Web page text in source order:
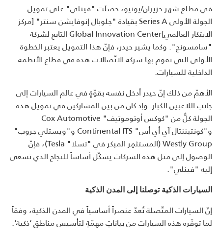
في مطلع شهر حزيران/يونيو، حصلَت "فينلي" على تمويل
الجولة الأولى Series A بقيادة "جلوبال إنوفايشن سنتر" [مركز
الابتكار العالمي]Global Innovation Center التابع لشركة
"سامسونج". وكما يشير حيدر، فإنّ هذا التمويل يعتبر الخطوة
الأولى التي تقوم بها شركة الاتّصالات هذه في قطاع الأنظمة
الداخلية للسيارات.
الأهمّ من ذلك إنّ حيدر أدخل نفسه بقوّةٍ في عالم السيارات إلى
جانب اللاعبين الكبار. وإذ كان من بين المشاركين في تمويل هذه
الجولة كلٌّ من "كوكس أوتوموتيف" Cox Automotive
و"كونتيننتال آي أي أس" Continental ITS و"ويستلي جروب"
Westly Group (المستثمِر المبكر في "تسلا" Tesla)، فإنّ
الوصول إلى مثل هذه الشركات يشكّل أساساً للنجاح الذي تسعى
إليه "فينلي".
السيارات الذكية توصلنا إلى المدن الذكية
إنّ السيارات المتّصلة تُعدّ عنصراً أساسياً في المدن الذكية، وفقاً
لما توفّره هذه السيارات من بياناتٍ مهمّةٍ لتأسيس مناطق ‘ذكية‘.